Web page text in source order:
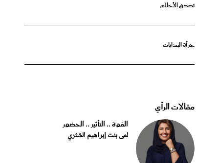
تصدق الأحلام
جرأة البدايات
مقالات الرأي
القوة .. التأثير .. الحضور
لمى بنت إبراهيم الشثري